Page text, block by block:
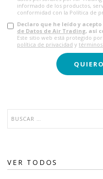
informado de los productos,
conformidad con la Política de
Declaro que he leído y acepto
de Datos de Air Trading, así
Este sitio web está protegido
política de privacidad y términos
VER TODOS